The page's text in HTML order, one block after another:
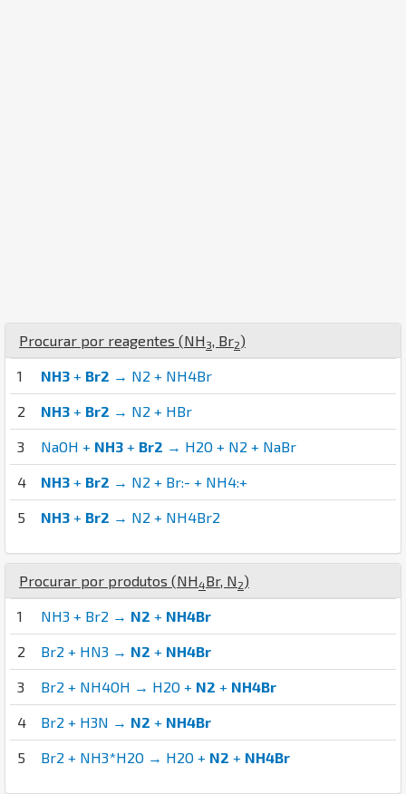
Procurar por reagentes (NH 3, Br2)
1 NH3 + Br2 → N2 + NH4Br
2 NH3 + Br2 → N2 + HBr
3 NaOH + NH3 + Br2 → H2O + N2 + NaBr
4 NH3 + Br2 → N2 + Br:- + NH4:+
5 NH3 + Br2 → N2 + NH4Br2
Procurar por produtos (NH4Br, N 2)
1 NH3 + Br2 → N2 + NH4Br
2 Br2 + HN3 → N2 + NH4Br
3 Br2 + NH4OH → H2O + N2 + NH4Br
4 Br2 + H3N → N2 + NH4Br
5 Br2 + NH3*H2O → H2O + N2 + NH4Br